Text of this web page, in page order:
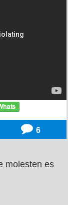
6
molesten es